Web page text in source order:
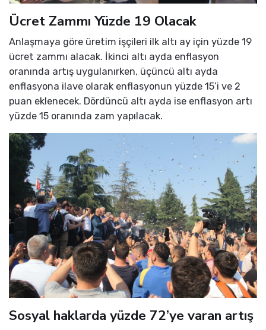
Ücret Zammı Yüzde 19 Olacak
Anlaşmaya göre üretim işçileri ilk altı ay için yüzde 19
ücret zammı alacak. İkinci altı ayda enflasyon
oranında artış uygulanırken, üçüncü altı ayda
enflasyona ilave olarak enflasyonun yüzde 15’i ve 2
puan eklenecek. Dördüncü altı ayda ise enflasyon artı
yüzde 15 oranında zam yapılacak.
Sosyal haklarda yüzde 72’ye varan artış